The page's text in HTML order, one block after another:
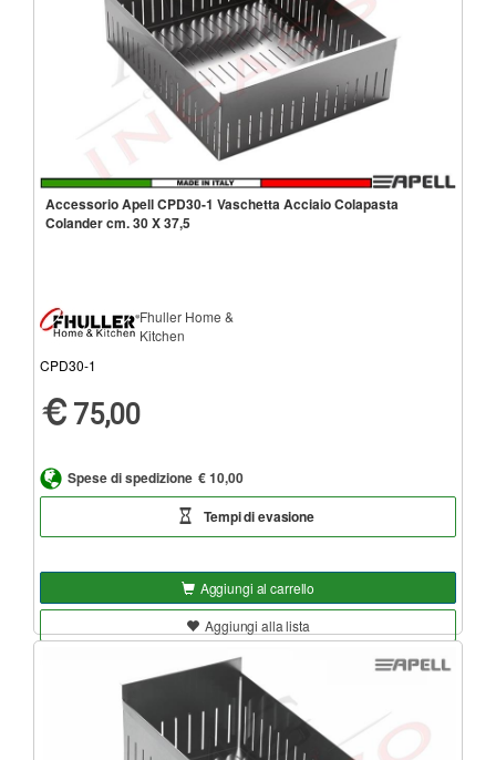
Accessorio Apell CPD30-1 Vaschetta Acciaio Colapasta
Colander cm. 30 X 37,5
Fhuller Home &
Kitchen
CPD30-1
75,00
Spese di spedizione € 10,00
Tempi di evasione
Aggiungi al carrello
Aggiungi alla lista